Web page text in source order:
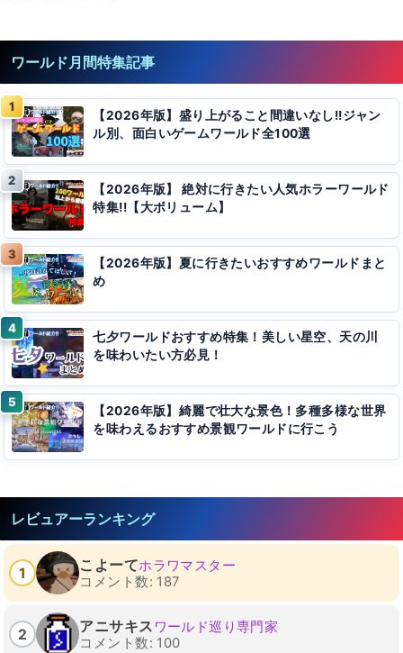
ワールド月間特集記事
【2026年版】盛り上がること間違いなし!!ジャン
ル別、面白いゲームワールド全100選
【2026年版】 絶対に行きたい人気ホラーワールド
特集!!【大ボリューム】
【2026年版】夏に行きたいおすすめワールドまと
め
七夕ワールドおすすめ特集！美しい星空、天の川
を味わいたい方必見！
【2026年版】綺麗で壮大な景色！多種多様な世界
を味わえるおすすめ景観ワールドに行こう
レビュアーランキング
1 こよーてホラワマスター
コメント数: 187
2 アニサキス ワールド巡り専門家
コメント数: 100